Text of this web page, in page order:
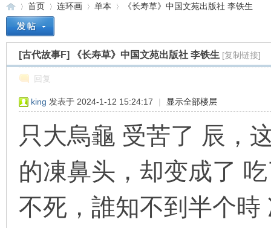
»
首页
›
连环画
›
单本
›
《长寿草》中国文苑出版社 李铁生
[古代故事F] 《长寿草》中国文苑出版社 李铁生 [复制链接]
回复
king 发表于 2024-1-12 15:24:17 | 显示全部楼层
只大烏龜 受苦了 辰，
的凍鼻头，却变成了
不死，誰知不到半个